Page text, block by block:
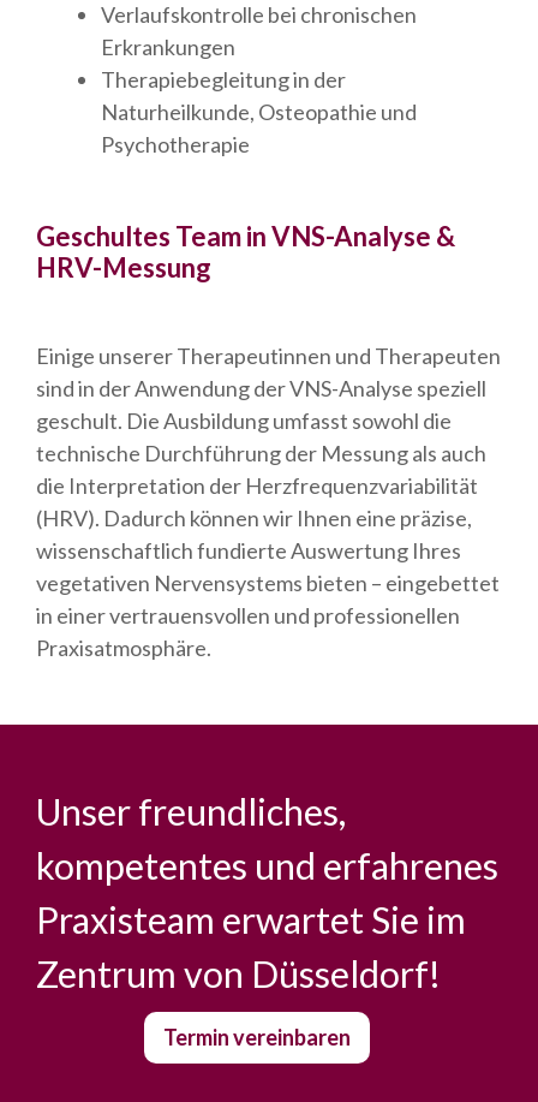
Verlaufskontrolle bei chronischen
Erkrankungen
Therapiebegleitung in der
Naturheilkunde, Osteopathie und
Psychotherapie
Geschultes Team in VNS-Analyse &
HRV-Messung
Einige unserer Therapeutinnen und Therapeuten
sind in der Anwendung der VNS-Analyse speziell
geschult. Die Ausbildung umfasst sowohl die
technische Durchführung der Messung als auch
die Interpretation der Herzfrequenzvariabilität
(HRV). Dadurch können wir Ihnen eine präzise,
wissenschaftlich fundierte Auswertung Ihres
vegetativen Nervensystems bieten – eingebettet
in einer vertrauensvollen und professionellen
Praxisatmosphäre.
Unser freundliches,
kompetentes und erfahrenes
Praxisteam erwartet Sie im
Zentrum von Düsseldorf!
Termin vereinbaren